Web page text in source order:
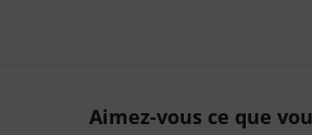
Aimez-vous ce que